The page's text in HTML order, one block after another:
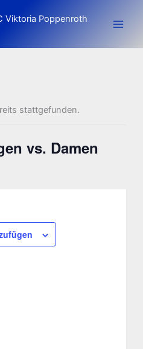
Viktoria Poppenroth
stattgefunden.
vs. Damen